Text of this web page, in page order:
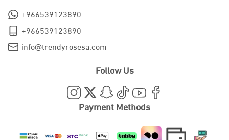
+966539123890
+966539123890
info@trendyrosesa.com
Follow Us
Payment Methods